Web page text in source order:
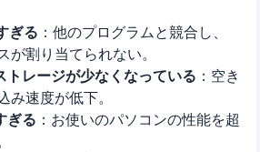
ぎる ：他のプログラムと競合し、
が割り当てられない。
トレージが少なくなっている ：空き
み速度が低下。
ぎる ：お使いのパソコンの性能を超